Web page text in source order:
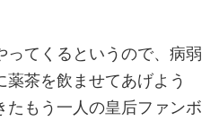
てくるというので、病弱
茶を飲ませてあげよう
たもう一人の皇后ファンボ